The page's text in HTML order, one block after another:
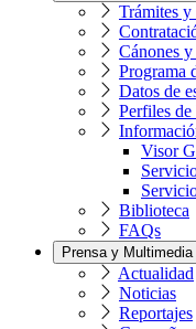
Trámites
Cánones y
Programa
Datos de
Perfiles de
Visor
Biblioteca
FAQs
Prensa y Multimedia
Actualidad
Noticias
Reportajes